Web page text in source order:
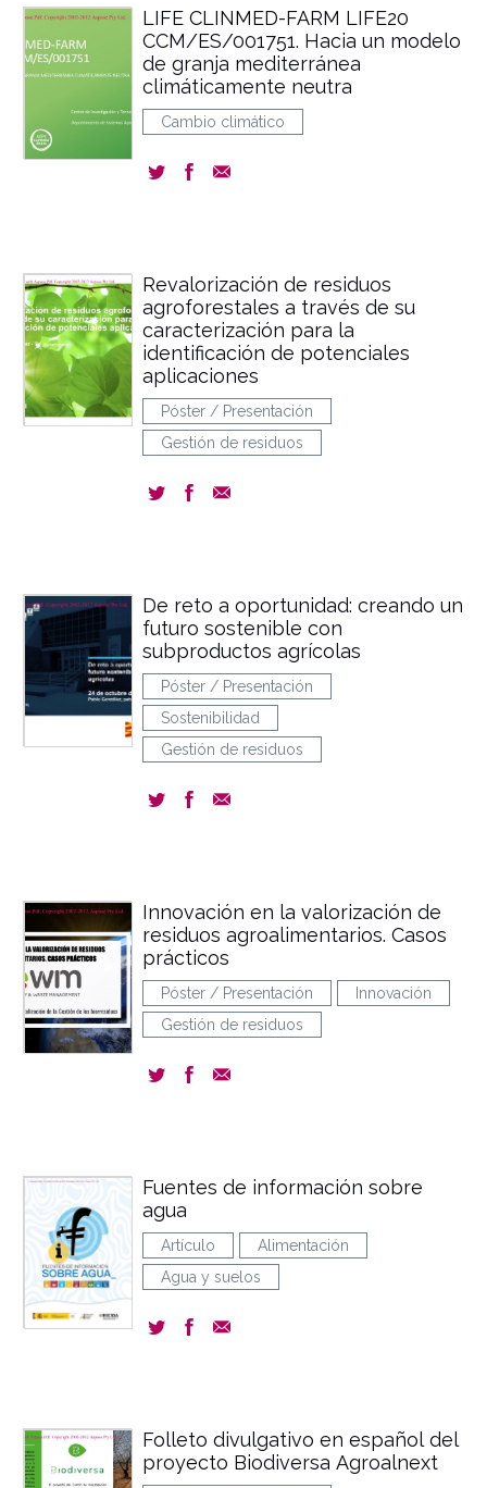
LIFE CLINMED-FARM LIFE20
CCM/ES/001751. Hacia un modelo
de granja mediterránea
climáticamente neutra
Cambio climático
Revalorización de residuos
agroforestales a través de su
caracterización para la
identificación de potenciales
aplicaciones
Póster / Presentación
Gestión de residuos
De reto a oportunidad: creando un
futuro sostenible con
subproductos agrícolas
Póster / Presentación
Sostenibilidad
Gestión de residuos
Innovación en la valorización de
residuos agroalimentarios. Casos
prácticos
Póster / Presentación
Innovación
Gestión de residuos
Fuentes de información sobre
agua
Artículo
Alimentación
Agua y suelos
Folleto divulgativo en español del
proyecto Biodiversa Agroalnext